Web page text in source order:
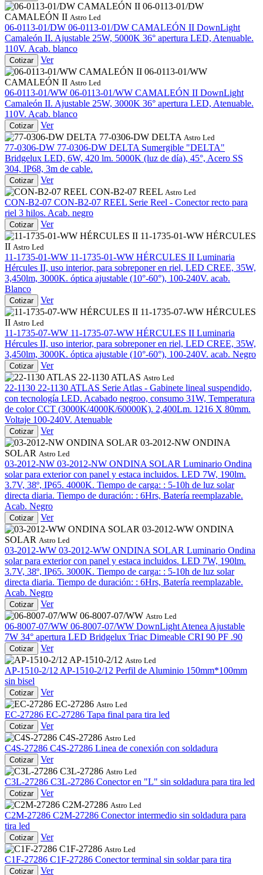
06-0113-01/DW
CAMALEÓN II Astro Led
06-0113-01/DW 06-0113-01/DW CAMALEÓN II DownLight
Camaleón II. Ajustable 25W, 5000K 36° apertura LED, Atenuable.
110V. Acab. blanco
Cotizar
Ver
06-0113-01/WW
CAMALEÓN II Astro Led
06-0113-01/WW 06-0113-01/WW CAMALEÓN II DownLight
Camaleón II. Ajustable 25W, 3000K 36° apertura LED, Atenuable.
110V. Acab. blanco
Cotizar
Ver
77-0306-DW DELTA Astro Led
77-0306-DW 77-0306-DW DELTA Sumergible "DELTA"
Bridgelux LED, 6W, 420 lm. 5000K (luz de día), 45°, Acero SS
304, IP68, 3m de cable.
Cotizar
Ver
CON-B2-07 REEL Astro Led
CON-B2-07 CON-B2-07 REEL Serie Reel - Conector recto para
riel 3 hilos. Acab. negro
Cotizar
Ver
11-1735-01-WW HÉRCULES
II Astro Led
11-1735-01-WW 11-1735-01-WW HÉRCULES II Luminaria
Hércules II, uso interior, para sobreponer en riel, LED CREE, 35W,
3,450lm, 3000K. óptica ajustable (10°-60°), 100-240V. acab.
Blanco
Cotizar
Ver
11-1735-07-WW HÉRCULES
II Astro Led
11-1735-07-WW 11-1735-07-WW HÉRCULES II Luminaria
Hércules II, uso interior, para sobreponer en riel, LED CREE, 35W,
3,450lm, 3000K. óptica ajustable (10°-60°), 100-240V. acab. Negro
Cotizar
Ver
22-1130 ATLAS Astro Led
22-1130 22-1130 ATLAS Serie Atlas - Gabinete lineal suspendido,
con tecnología LED. Acabado negroo, consumo 31W, Temperatura
de color CCT (3000K/4000K/60000K). 2,400Lm. 1216 X 80mm.
Voltaje 100-240V. Atenuable
Cotizar
Ver
03-2012-NW ONDINA
SOLAR Astro Led
03-2012-NW 03-2012-NW ONDINA SOLAR Luminario Ondina
solar para exterior con panel y estaca incluidos. LED 7W, 190lm.
3.7V, 38º, IP65. 4000K. Tiempo de carga: : 5-10h de luz solar
directa diaria. Tiempo de duración: : 6Hrs, Batería reemplazable.
Acab. Negro
Cotizar
Ver
03-2012-WW ONDINA
SOLAR Astro Led
03-2012-WW 03-2012-WW ONDINA SOLAR Luminario Ondina
solar para exterior con panel y estaca incluidos. LED 7W, 190lm.
3.7V, 38º, IP65. 3000K. Tiempo de carga: : 5-10h de luz solar
directa diaria. Tiempo de duración: : 6Hrs, Batería reemplazable.
Acab. Negro
Cotizar
Ver
06-8007-07/WW Astro Led
06-8007-07/WW 06-8007-07/WW DownLight Atenea Ajustable
7W 34° apertura LED Bridgelux Triac Dimeable CRI 90 PF .90
Cotizar
Ver
AP-1510-2/12 Astro Led
AP-1510-2/12 AP-1510-2/12 Perfil de Aluminio 150mm*100mm
sin bisel
Cotizar
Ver
EC-27286 Astro Led
EC-27286 EC-27286 Tapa final para tira led
Cotizar
Ver
C4S-27286 Astro Led
C4S-27286 C4S-27286 Linea de conexión con soldadura
Cotizar
Ver
C3L-27286 Astro Led
C3L-27286 C3L-27286 Conector en "L" sin soldadura para tira led
Cotizar
Ver
C2M-27286 Astro Led
C2M-27286 C2M-27286 Conector intermedio sin soldadura para
tira led
Cotizar
Ver
C1F-27286 Astro Led
C1F-27286 C1F-27286 Conector terminal sin soldar para tira
Cotizar Ver